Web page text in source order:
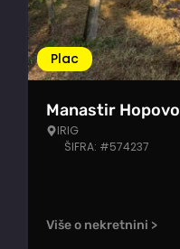
Plac
Manastir Hopovo
IRIG
ŠIFRA: #574237
Više o nekretnini >